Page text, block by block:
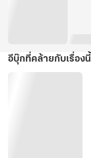
อีบุ๊กที่คล้ายกับเรื่องนี้